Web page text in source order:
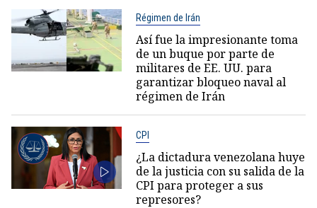
Régimen de Irán
Así fue la impresionante toma
de un buque por parte de
militares de EE. UU. para
garantizar bloqueo naval al
régimen de Irán
CPI
¿La dictadura venezolana huye
de la justicia con su salida de la
CPI para proteger a sus
represores?